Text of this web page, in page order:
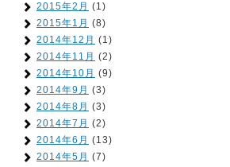
2015年2月 (1)
2015年1月 (8)
2014年12月 (1)
2014年11月 (2)
2014年10月 (9)
2014年9月 (3)
2014年8月 (3)
2014年7月 (2)
2014年6月 (13)
2014年5月 (7)